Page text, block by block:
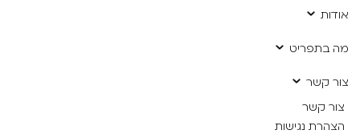
אודות
מה בתפריט
צור קשר
צור קשר
הצהרת נגישות